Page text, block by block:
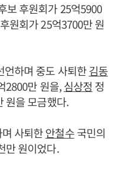
보 후원회가 25억5900
원회가 25억3700만 원
언하며 중도 사퇴한김동
2800만 원을,심상정 정
원을 모금했다.
사퇴한안철수국민의
만 원이었다.